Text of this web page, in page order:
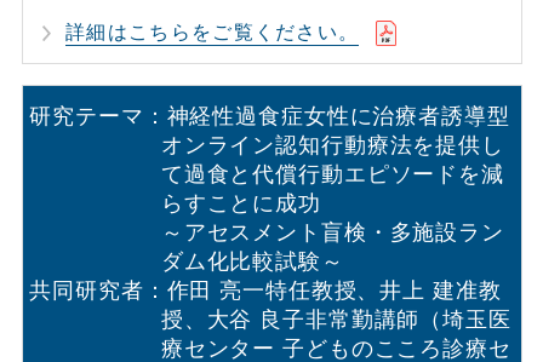
詳細はこちらをご覧ください。
研究テーマ：神経性過食症女性に治療者誘導型
オンライン認知行動療法を提供し
て過食と代償行動エピソードを減
らすことに成功
～アセスメント盲検・多施設ラン
ダム化比較試験～
共同研究者：作田 亮一特任教授、井上 建准教
授、大谷 良子非常勤講師 （埼玉医
療センター 子どものこころ診療セ